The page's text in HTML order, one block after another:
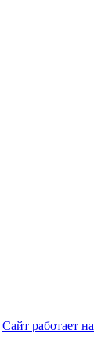
Сайт работает на